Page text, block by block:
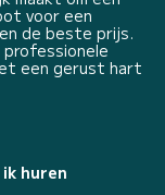
voor een
de beste prijs.
professionele
een gerust hart
huren